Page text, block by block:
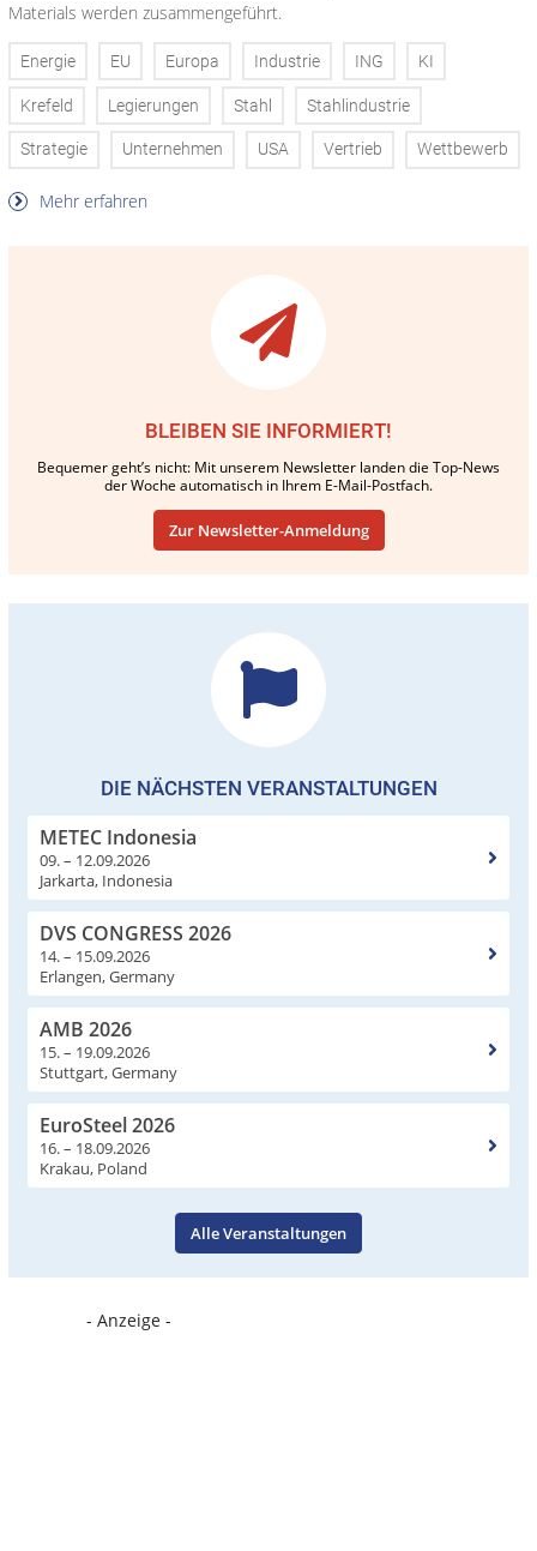
Materials werden zusammengeführt.
Energie EU Europa Industrie ING KI
Krefeld Legierungen Stahl Stahlindustrie
Strategie Unternehmen USA Vertrieb Wettbewerb
Mehr erfahren
BLEIBEN SIE INFORMIERT!
Bequemer geht’s nicht: Mit unserem Newsletter landen die Top-News
der Woche automatisch in Ihrem E-Mail-Postfach.
Zur Newsletter-Anmeldung
DIE NÄCHSTEN VERANSTALTUNGEN
METEC Indonesia
09. – 12.09.2026
Jarkarta, Indonesia
DVS CONGRESS 2026
14. – 15.09.2026
Erlangen, Germany
AMB 2026
15. – 19.09.2026
Stuttgart, Germany
EuroSteel 2026
16. – 18.09.2026
Krakau, Poland
Alle Veranstaltungen
- Anzeige -